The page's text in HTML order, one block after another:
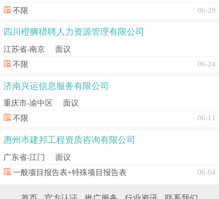
不限 06-29
四川橙狮猎聘人力资源管理有限公司
江苏省-南京 面议
不限 06-24
济南兴运信息服务有限公司
重庆市-渝中区 面议
不限 06-11
惠州市建邦工程资质咨询有限公司
广东省-江门 面议
一般项目报告表+特殊项目报告表 06-04